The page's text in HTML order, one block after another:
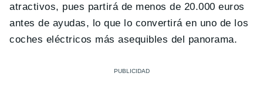
atractivos, pues partirá de menos de 20.000 euros
antes de ayudas, lo que lo convertirá en uno de los
coches eléctricos más asequibles del panorama.